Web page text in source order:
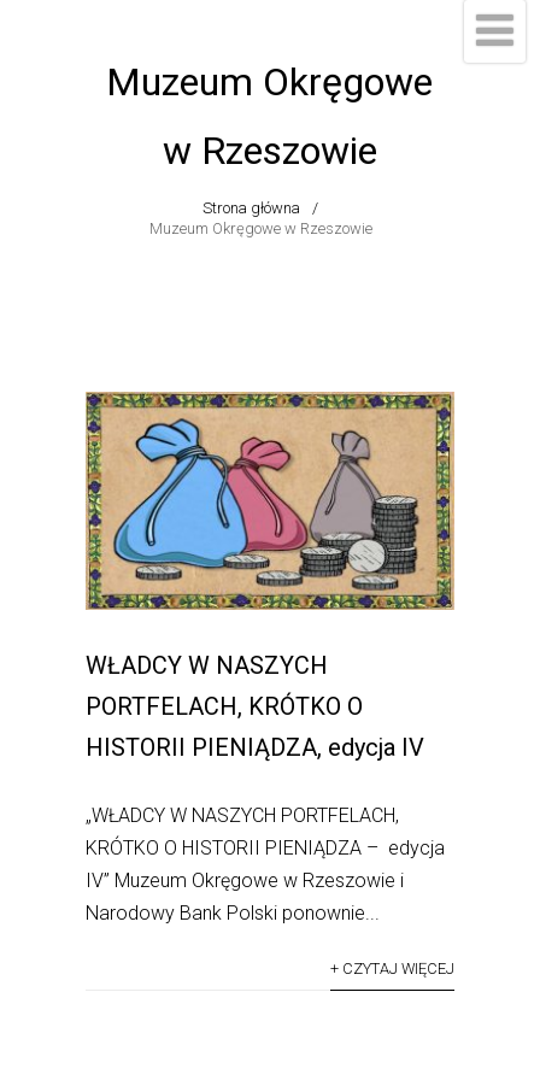
Muzeum Okręgowe
w Rzeszowie
Strona główna
Muzeum Okręgowe w Rzeszowie
WŁADCY W NASZYCH
PORTFELACH, KRÓTKO O
HISTORII PIENIĄDZA, edycja IV
„WŁADCY W NASZYCH PORTFELACH,
KRÓTKO O HISTORII PIENIĄDZA – edycja
IV” Muzeum Okręgowe w Rzeszowie i
Narodowy Bank Polski ponownie...
+ CZYTAJ WIĘCEJ